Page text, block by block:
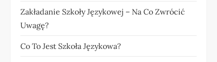
Zakładanie Szkoły Językowej – Na Co Zwrócić
Uwagę?
Co To Jest Szkoła Językowa?